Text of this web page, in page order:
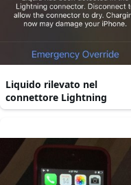
Liquido rilevato nel
connettore Lightning